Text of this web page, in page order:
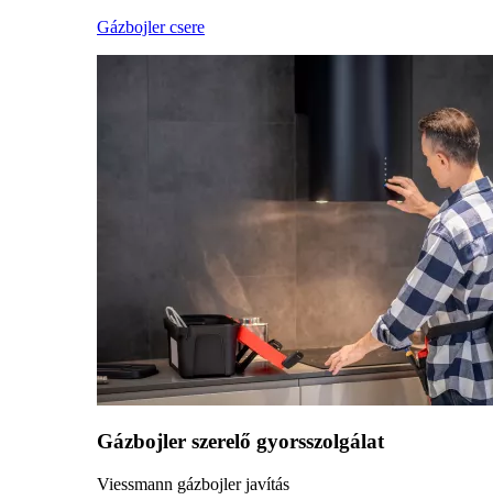
Gázbojler csere
Gázbojler szerelő gyorsszolgálat
Viessmann gázbojler javítás